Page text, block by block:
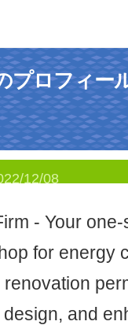
プロフィー
12/08
- Your
for energy
design, and